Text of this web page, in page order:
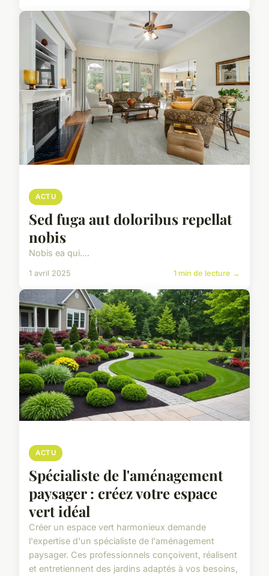
ACTU
Sed fuga aut doloribus repellat
nobis
Nobis ea qui....
1 avril 2025 1 min de lecture →
ACTU
Spécialiste de l'aménagement
paysager : créez votre espace
vert idéal
Créer un espace vert harmonieux demande
l'expertise d'un spécialiste de l'aménagement
paysager. Ces professionnels conçoivent, réalisent
et entretiennent des jardins adaptés à vos besoins,